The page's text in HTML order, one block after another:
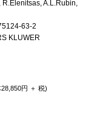
R.Elenitsas, A.L.Rubin,
63-2
KLUWER
円 ＋ 税)